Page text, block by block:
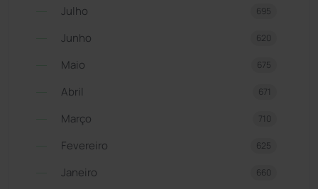
Julho 695
Junho 620
Maio 675
Abril 671
Março 710
Fevereiro 625
Janeiro 660